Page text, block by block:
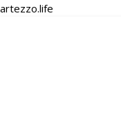
artezzo.life